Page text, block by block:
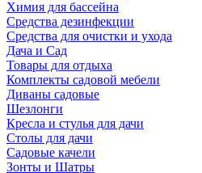
Химия для бассейна
Средства дезинфекции
Средства для очистки и ухода
Дача и Сад
Товары для отдыха
Комплекты садовой мебели
Диваны садовые
Шезлонги
Кресла и стулья для дачи
Столы для дачи
Садовые качели
Зонты и Шатры